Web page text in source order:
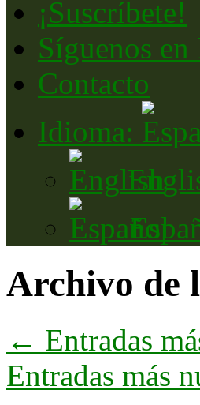
¡Suscríbete!
Síguenos en
Contacto
Idioma:
Archivo de
← Entradas
Entradas más